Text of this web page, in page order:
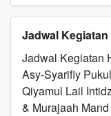
Jadwal
Jadwal Kegiatan
Asy-Syarifiy
Qiyamul Lail
& Murajaah Mand